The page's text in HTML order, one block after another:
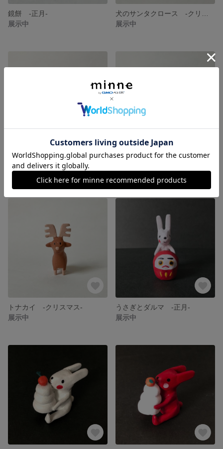
鏡餅 -正月-
展示中
展示中
うさぎのサンタクロース -クリスマス-
展示中
スノーマン -クリスマス-
展示中
トナカイ -クリスマス-
展示中
うさぎとダルマ -正月-
展示中